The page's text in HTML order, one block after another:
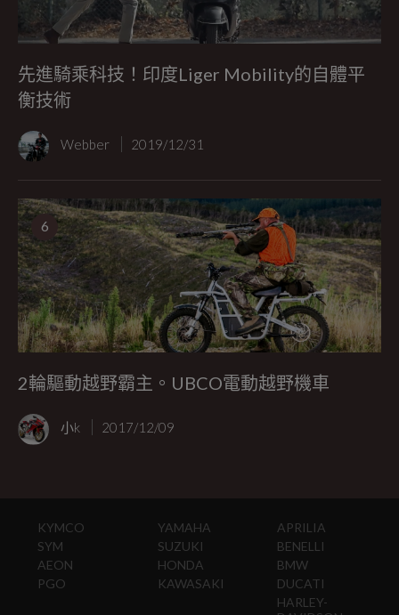
先進騎乘科技！印度Liger Mobility的自體平
衡技術
Webber 2019/12/31
6
2輪驅動越野霸主。UBCO電動越野機車
小k 2017/12/09
KYMCO
SYM
AEON
PGO
YAMAHA
SUZUKI
HONDA
KAWASAKI
APRILIA
BENELLI
BMW
DUCATI
HARLEY-